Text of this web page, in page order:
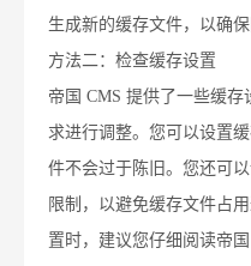
生成新的缓存文件，以确
方法二：检查缓存设置
帝国 CMS 提供了一些缓
求进行调整。您可以设置
件不会过于陈旧。您还可
限制，以避免缓存文件占
置时，建议您仔细阅读帝